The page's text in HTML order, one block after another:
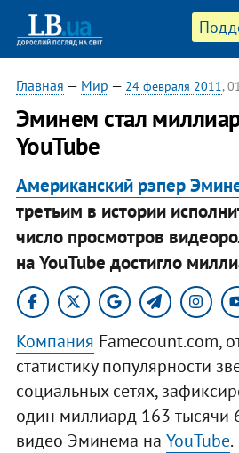
Главная — Мир — 24 февраля 2011,
Эминем стал
YouTube
Американский рэпер
третьим в истории
число просмотров
на YouTube достигло
Компания Famecount.com,
статистику популярности
социальных сетях,
один миллиард 163 тысячи
видео Эминема на YouTube.